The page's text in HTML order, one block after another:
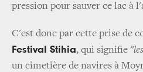
pression pour sauver ce lac à
C'est donc par cette prise de
Festival Stihia, qui signifie
un cimetière de navires à